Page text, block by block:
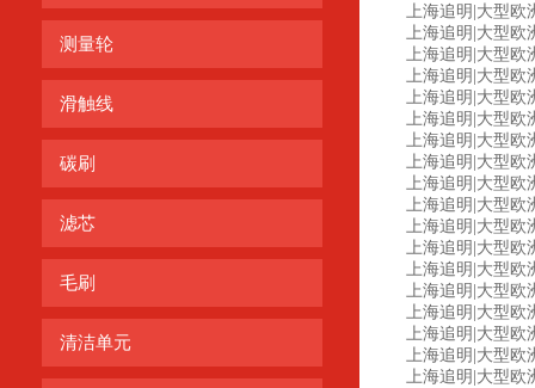
测量轮
滑触线
碳刷
滤芯
毛刷
清洁单元
上海追明|大型欧
上海追明|大型欧
上海追明|大型欧
上海追明|大型欧
上海追明|大型欧
上海追明|大型欧
上海追明|大型欧
上海追明|大型欧
上海追明|大型欧
上海追明|大型欧
上海追明|大型欧
上海追明|大型欧
上海追明|大型欧
上海追明|大型欧
上海追明|大型欧
上海追明|大型欧
上海追明|大型欧
上海追明|大型欧